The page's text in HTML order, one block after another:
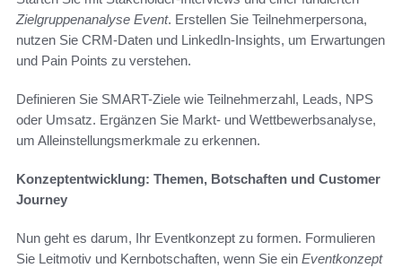
Zielgruppenanalyse Event. Erstellen Sie Teilnehmerpersona,
nutzen Sie CRM-Daten und LinkedIn-Insights, um Erwartungen
und Pain Points zu verstehen.
Definieren Sie SMART-Ziele wie Teilnehmerzahl, Leads, NPS
oder Umsatz. Ergänzen Sie Markt- und Wettbewerbsanalyse,
um Alleinstellungsmerkmale zu erkennen.
Konzeptentwicklung: Themen, Botschaften und Customer
Journey
Nun geht es darum, Ihr Eventkonzept zu formen. Formulieren
Sie Leitmotiv und Kernbotschaften, wenn Sie ein Eventkonzept